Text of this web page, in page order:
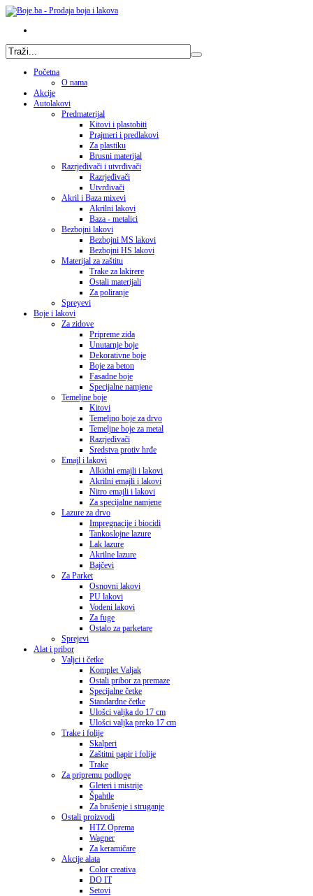
Početna
O nama
Akcije
Autolakovi
Predmaterijal
Kitovi i plastobiti
Prajmeri i predlakovi
Za plastiku
Brusni materijal
Razrjeđivači i utvrđivači
Razrjeđivači
Utvrđivači
Akril i Baza mixevi
Akrilni lakovi
Baza - metalici
Bezbojni lakovi
Bezbojni MS lakovi
Bezbojni HS lakovi
Materijal za zaštitu
Trake za lakirere
Ostali materijali
Za poliranje
Spreyevi
Boje i lakovi
Za zidove
Pripreme zida
Unutarnje boje
Dekorativne boje
Boje za beton
Fasadne boje
Specijalne namjene
Temeljne boje
Kitovi
Temeljno boje za drvo
Temeljne boje za metal
Razrjeđivači
Sredstva protiv hrđe
Emajl i lakovi
Alkidni emajli i lakovi
Akrilni emajli i lakovi
Nitro emajli i lakovi
Za specijalne namjene
Lazure za drvo
Impregnacije i biocidi
Tankoslojne lazure
Lak lazure
Akrilne lazure
Bajčevi
Za Parket
Osnovni lakovi
PU lakovi
Vodeni lakovi
Za fuge
Ostalo za parketare
Sprejevi
Alat i pribor
Valjci i četke
Komplet Valjak
Ostali pribor za premaze
Specijalne četke
Standardne četke
Ulošci valjka do 17 cm
Ulošci valjka preko 17 cm
Trake i folije
Skalperi
Zaštitni papir i folije
Trake
Za pripremu podloge
Gleteri i mistrije
Špahtle
Za brušenje i struganje
Ostali proizvodi
HTZ Oprema
Wagner
Za keramičare
Akcije alata
Color creativa
DO IT
Setovi